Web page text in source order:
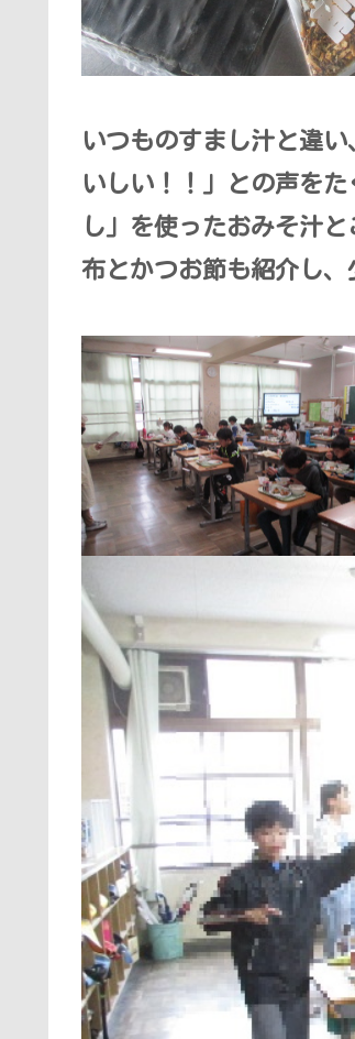
いつものすまし汁と違
いしい！！」との声を
し」を使ったおみそ汁
布とかつお節も紹介し、